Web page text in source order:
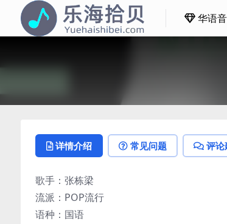
华语
详情介绍 常见问题 评论
歌手：张栋梁
流派：POP流行
语种：国语